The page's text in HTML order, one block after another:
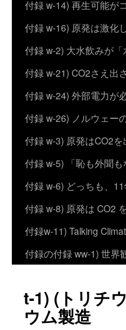
付録 w-14) 再生可能が
付録 w-16) 原発は激化
付録 w-2) 大水飲みが「
付録 w-21) CO2さえ出
付録 w-24) 外部電力が
付録 w-26) ノルウェー
付録 w-3) 原発はCO2
付録 w-5) 「恥も外聞
付録 w-6) どっちも、
付録 w-8) 原発は CO2
付録w-11) Talking
付録の付録 ww-1) 世界
t-1) (トリチ
ウム製造